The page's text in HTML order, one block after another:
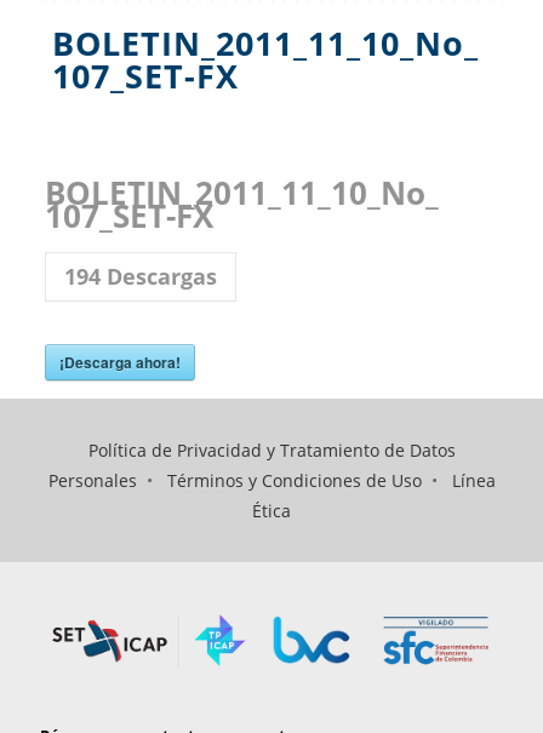
BOLETIN_2011_11_10_No_
107_SET-FX
BOLETIN_2011_11_10_No_
107_SET-FX
194Descargas
¡Descarga ahora!
Política de Privacidad y Tratamiento de Datos
Personales • Términos y Condiciones de Uso• Línea
Ética